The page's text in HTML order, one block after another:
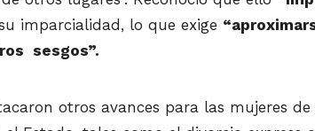
imparcialidad, lo que exige
sesgos”.
otros avances para las mujeres